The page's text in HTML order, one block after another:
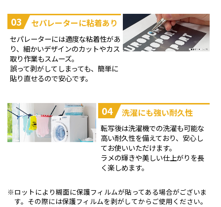
03 セパレーターに粘着あり
セパレーターには適度な粘着性があ
り、細かいデザインのカットやカス
取り作業もスムーズ。
誤って剥がしてしまっても、簡単に
貼り直せるので安心です。
04 洗濯にも強い耐久性
転写後は洗濯機での洗濯も可能な
高い耐久性を備えており、安心し
てお使いいただけます。
ラメの輝きや美しい仕上がりを長
く楽しめます。
ロットにより糊面に保護フィルムが貼ってある場合がございま
す。その際には保護フィルムを剥がしてからご使用ください。